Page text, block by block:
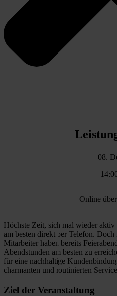
08.
Online
Höchste Zeit, sich mal wieder
am besten direkt per Telefon.
Mitarbeiter haben bereits
Abendstunden am besten zu
für eine nachhaltige
charmanten und routinierten
Ziel der Veranstaltung